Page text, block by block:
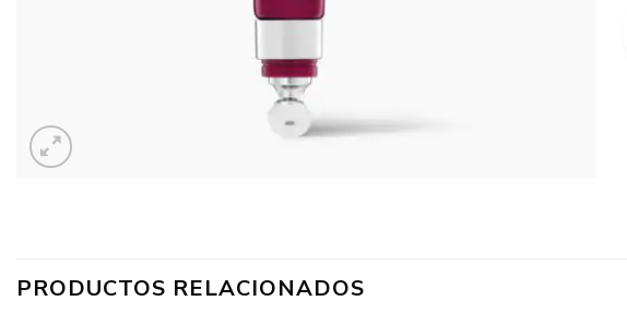
PRODUCTOS RELACIONADOS